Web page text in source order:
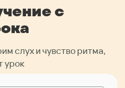
с
слух и чувство ритма,
урок